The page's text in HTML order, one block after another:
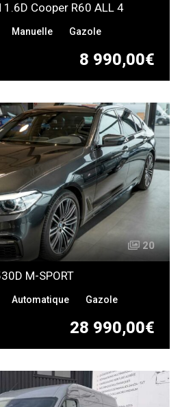
1.6D Cooper R60 ALL 4
8 990,00€
Manuelle Gazole
20
M-SPORT
28 990,00€
Automatique Gazole